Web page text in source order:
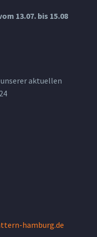
13.07. bis 15.08
aktuellen
hamburg.de